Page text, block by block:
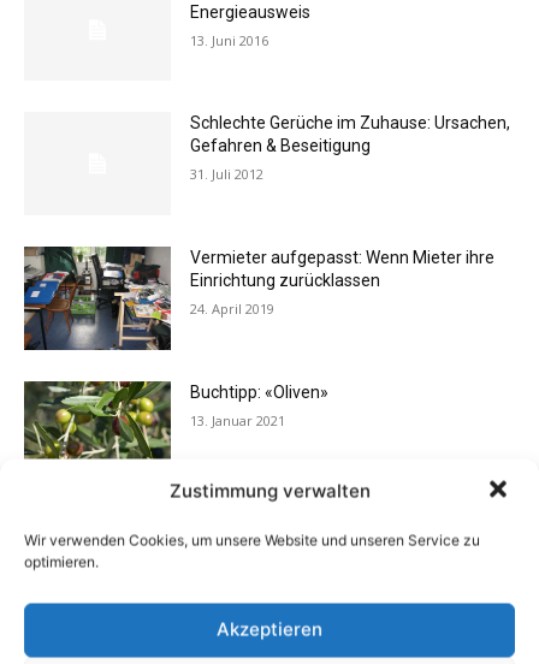
Zustimmung verwalten
Wir verwenden Cookies, um unsere Website und unseren Service zu
optimieren.
Akzeptieren
Energieausweis
13. Juni 2016
Schlechte Gerüche im Zuhause: Ursachen,
Gefahren & Beseitigung
31. Juli 2012
Vermieter aufgepasst: Wenn Mieter ihre
Einrichtung zurücklassen
24. April 2019
Buchtipp: «Oliven»
13. Januar 2021
Kommunikationswege